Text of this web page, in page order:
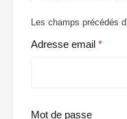
Les champs précédés
Adresse email
Mot de passe